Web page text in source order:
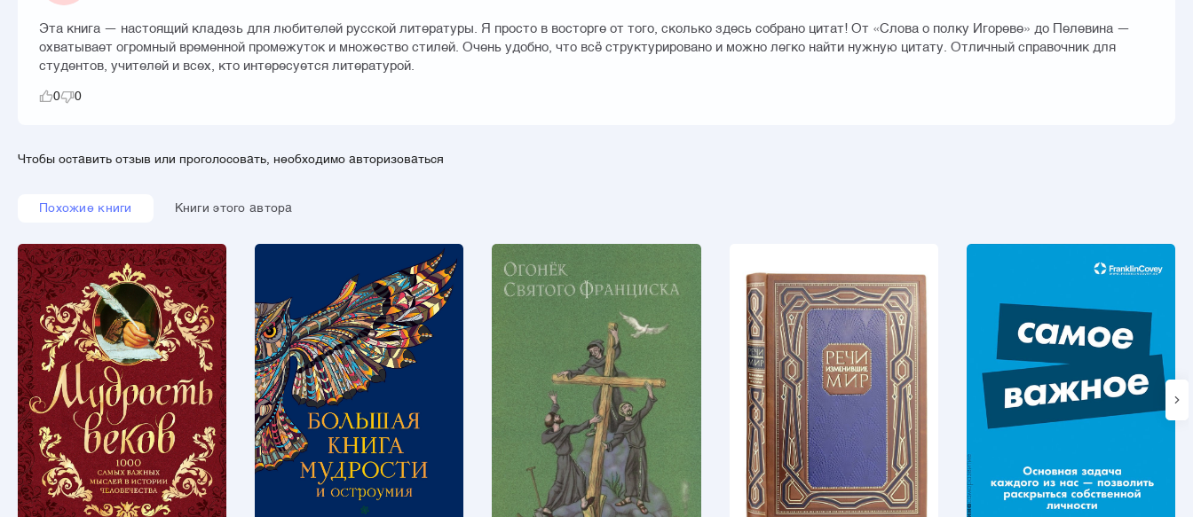
Эта книга — настоящий кладезь для любителей русской литературы. Я просто в восторге от того, сколько здесь собрано цитат! От «Слова о полку Игореве» до Пелевина —
охватывает огромный временной промежуток и множество стилей. Очень удобно, что всё структурировано и можно легко найти нужную цитату. Отличный справочник для
студентов, учителей и всех, кто интересуется литературой.
0 0
Чтобы оставить отзыв или проголосовать, необходимо авторизоваться
Похожие книги Книги этого автора